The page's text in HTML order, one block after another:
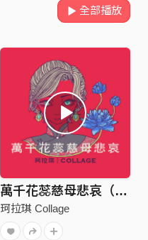
全部播放
萬千花蕊慈母悲哀（Single Ver.）
珂拉琪 Collage